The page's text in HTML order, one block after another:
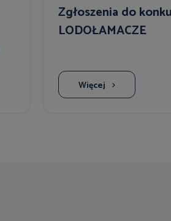
Zgłoszenia do
LODOŁAMACZE
Więcej